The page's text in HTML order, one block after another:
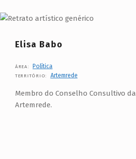
Elisa Babo
ÁREA: Política
TERRITÓRIO: Artemrede
Membro do Conselho Consultivo da
Artemrede.